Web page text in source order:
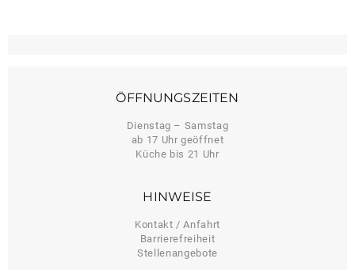
ÖFFNUNGSZEITEN
Dienstag – Samstag
ab 17 Uhr geöffnet
Küche bis 21 Uhr
HINWEISE
Kontakt / Anfahrt
Barrierefreiheit
Stellenangebote